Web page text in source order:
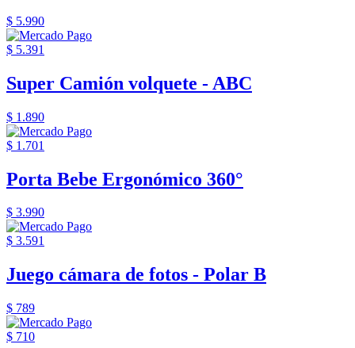
$ 5.990
$ 5.391
Super Camión volquete - ABC
$ 1.890
$ 1.701
Porta Bebe Ergonómico 360°
$ 3.990
$ 3.591
Juego cámara de fotos - Polar B
$ 789
$ 710